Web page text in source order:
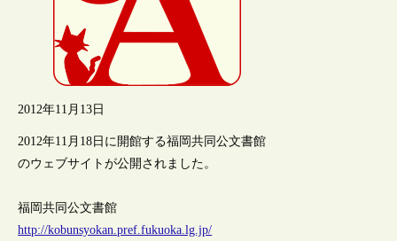
2012年11月13日
2012年11月18日に開館する福岡共同公文書館
のウェブサイトが公開されました。
福岡共同公文書館
http://kobunsyokan.pref.fukuoka.lg.jp/